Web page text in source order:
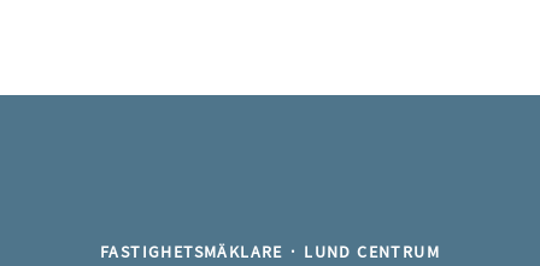
FASTIGHETSMÄKLARE · LUND CENTRUM